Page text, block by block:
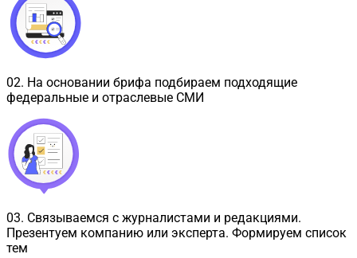
02. На основании брифа подбираем подходящие
федеральные и отраслевые СМИ
03. Связываемся с журналистами и редакциями.
Презентуем компанию или эксперта. Формируем список
тем